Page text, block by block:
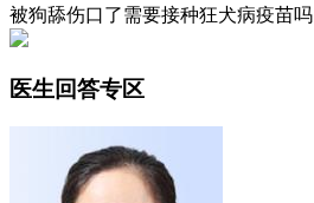
被狗舔伤口了需要接种狂犬病疫苗吗
医生回答专区